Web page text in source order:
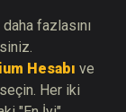
fazlasını
Hesabı ve
Her iki